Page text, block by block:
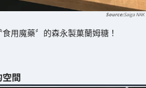
Saiga NAK
用魔藥〞的森永製菓蘭姆糖！
間